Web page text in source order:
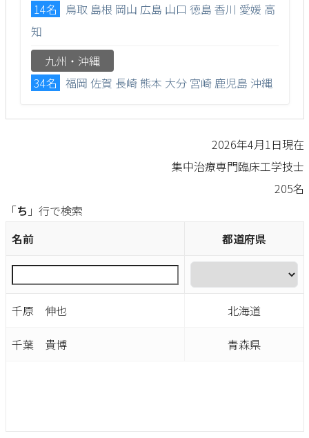
14名
鳥取 島根 岡山 広島 山口 徳島 香川 愛媛 高
知
九州・沖縄
34名 福岡 佐賀 長崎熊本 大分 宮崎 鹿児島 沖縄
2026年4月1日現在
集中治療専門臨床工学技士
205名
「ち 」行で検索
名前
都道府県
千原 伸也 北海道
千葉 貴博 青森県